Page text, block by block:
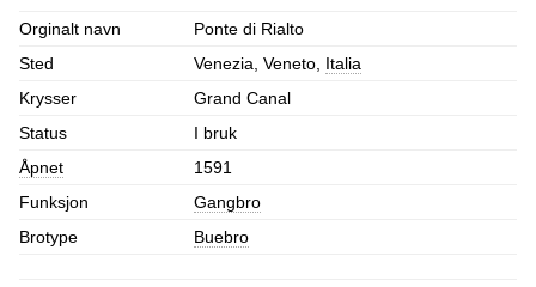
Orginalt navn
Ponte di Rialto
Sted
Venezia, Veneto, Italia
Krysser
Grand Canal
Status
I bruk
Åpnet
1591
Funksjon
Gangbro
Brotype
Buebro